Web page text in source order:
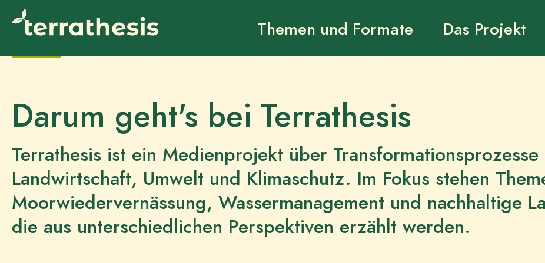
Hauptregion der Seite anspringen
Themen und Formate Das Projekt
Darum geht's bei Terrathesis
Terrathesis ist ein Medienprojekt über Transformationsprozesse
Landwirtschaft, Umwelt und Klimaschutz. Im Fokus stehen
Moorwiedervernässung, Wassermanagement und nachhaltige
die aus unterschiedlichen Perspektiven erzählt werden.